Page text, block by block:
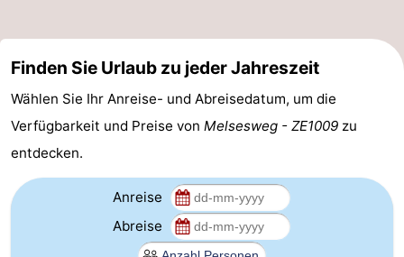
Sportangeln
Essen
und
trinken
Veranstaltungen
-
Ringstechen
Zoutelande
Finden Sie Urlaub zu jeder Jahreszeit
Wählen Sie Ihr Anreise- und Abreisedatum, um die
Verfügbarkeit und Preise von Melsesweg - ZE1009 zu
entdecken.
Anreise
Abreise